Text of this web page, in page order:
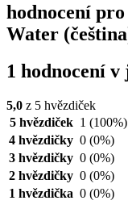
hodnocení
Water
1 hodnocení
5,0 z 5 hvězdiček
5 hvězdiček 1 (100%)
4 hvězdičky 0 (0%)
3 hvězdičky 0 (0%)
2 hvězdičky 0 (0%)
1 hvězdička 0 (0%)